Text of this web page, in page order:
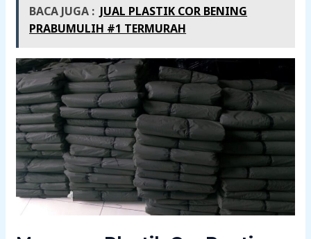
BACA JUGA : JUAL PLASTIK COR BENING
PRABUMULIH #1 TERMURAH